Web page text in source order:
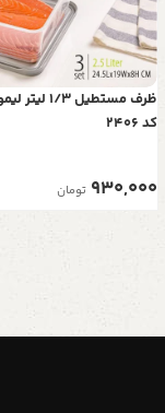
کد 2406
930,000 تومان